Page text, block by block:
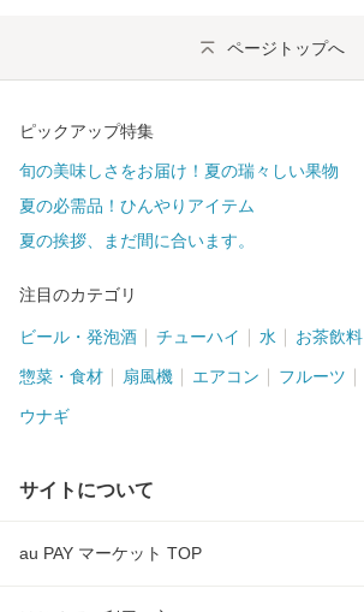
ページトップへ
ピックアップ特集
旬の美味しさをお届け！夏の瑞々しい果物
夏の必需品！ひんやりアイテム
夏の挨拶、まだ間に合います。
注目のカテゴリ
ビール・発泡酒 チューハイ 水 お茶飲料
惣菜・食材 扇風機 エアコン フルーツ
ウナギ
サイトについて
au PAY マーケット TOP